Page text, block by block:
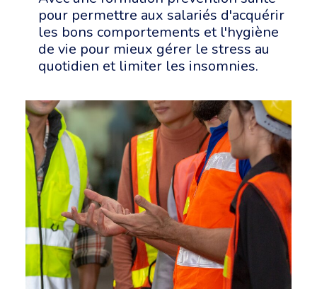
pour permettre aux salariés d'acquérir
les bons comportements et l'hygiène
de vie pour mieux gérer le stress au
quotidien et limiter les insomnies.